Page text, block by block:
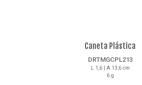
Caneta Plástica
DRTMGCPL213
L 1,6 | A 13,6 cm
6 g